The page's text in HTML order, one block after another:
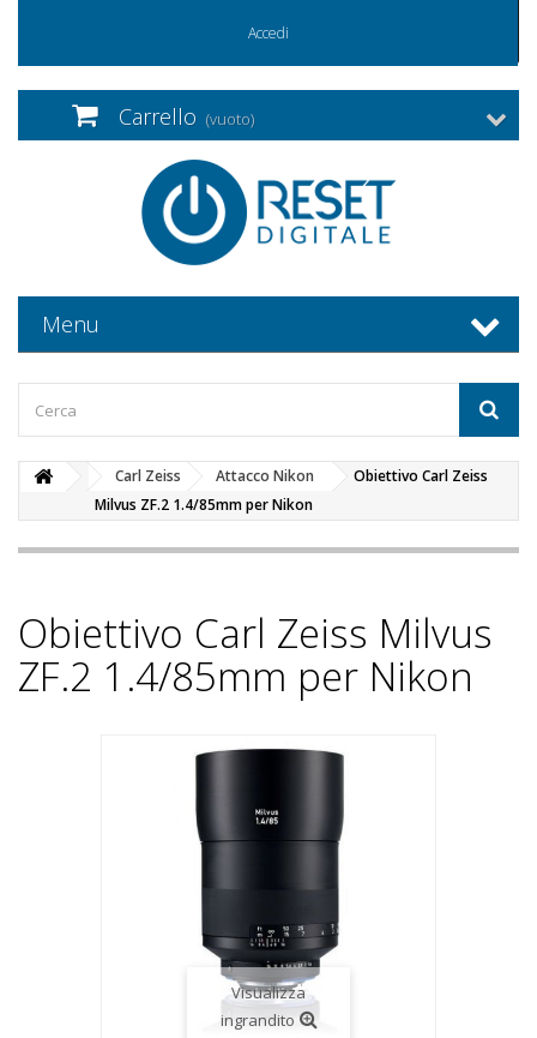
Accedi
Carrello (vuoto)
Menu
Carl Zeiss Attacco Nikon
Obiettivo Carl Zeiss
Milvus ZF.2 1.4/85mm per Nikon
Obiettivo Carl Zeiss Milvus
ZF.2 1.4/85mm per Nikon
Visualizza
ingrandito